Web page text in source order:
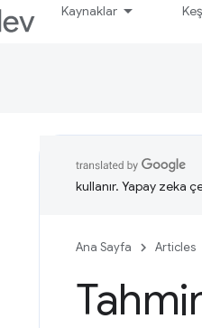
Kaynaklar
kullanır. Yapay zeka
Ana Sayfa Articles